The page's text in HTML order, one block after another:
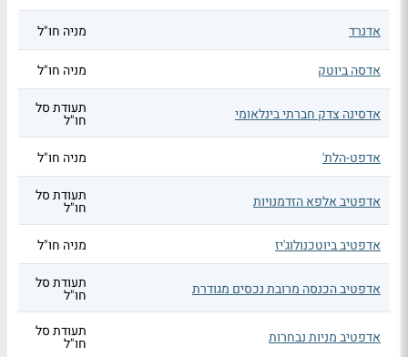
אדנרד מניה חו"ל
אדסה ביוטק מניה חו"ל
אדסינה צדק חברתי בינלאומי תעודת סל
חו"ל
אדפט-הלת'
מניה חו"ל
אדפטיב אלפא הזדמנויות תעודת סל
חו"ל
אדפטיב ביוטכנולוג'יז
מניה חו"ל
אדפטיב הכנסה מרובת נכסים מגודרת תעודת סל
חו"ל
אדפטיב מניות נבחרות תעודת סל
חו"ל